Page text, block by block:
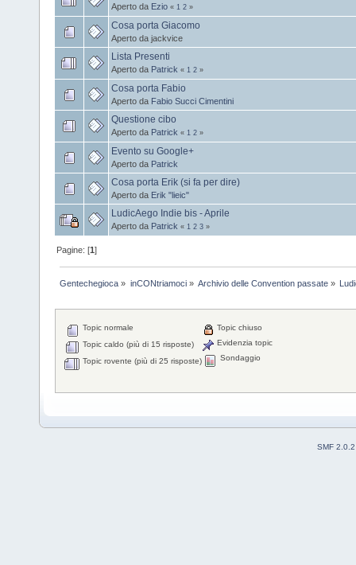
Aperto da Ezio « 1 2 »
Cosa porta Giacomo
Aperto da jackvice
Lista Presenti
Aperto da Patrick « 1 2 »
Cosa porta Fabio
Aperto da Fabio Succi Cimentini
Questione cibo
Aperto da Patrick « 1 2 »
Evento su Google+
Aperto da Patrick
Cosa porta Erik (si fa per dire)
Aperto da Erik "lieic"
LudicAego Indie bis - Aprile
Aperto da Patrick « 1 2 3 »
Pagine: [1]
Gentechegioca » inCONtriamoci» Archivio delle Convention passate»
Topic normale
Topic caldo (più di 15 risposte)
Topic rovente (più di 25 risposte)
Topic chiuso
Evidenzia topic
Sondaggio
SMF 2.0.2